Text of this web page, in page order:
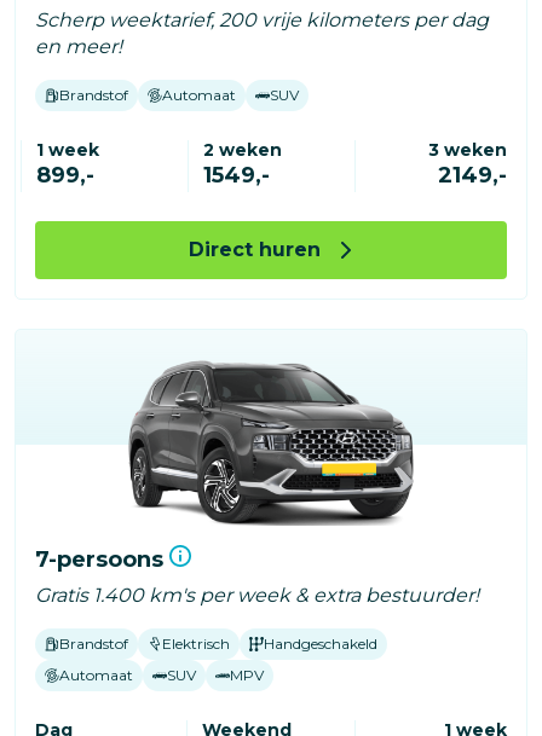
Scherp weektarief, 200 vrije kilometers per dag
en meer!
Brandstof Automaat SUV
1 week
899,-
2 weken
1549,-
3 weken
2149,-
Direct huren
7-persoons
Gratis 1.400 km's per week & extra bestuurder!
Brandstof Elektrisch
Handgeschakeld
Automaat
SUV MPV
Dag Weekend 1 week